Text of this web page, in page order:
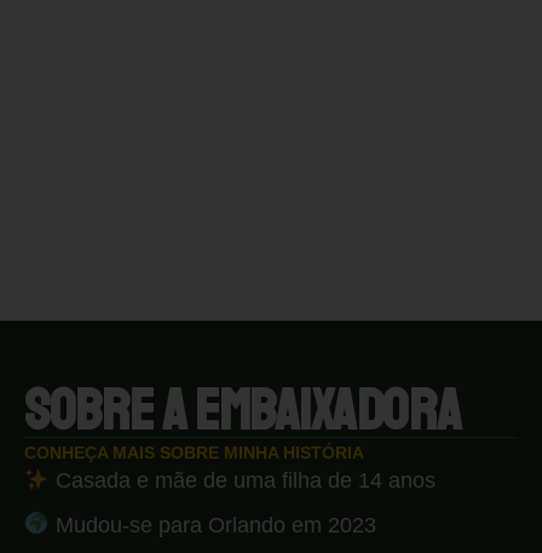
SOBRE A EMBAIXADORA
CONHEÇA MAIS SOBRE MINHA HISTÓRIA
Casada e mãe de uma filha de 14 anos
Mudou-se para Orlando em 2023